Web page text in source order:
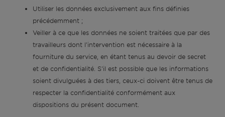
Utiliser les données exclusivement aux fins définies
précédemment ;
Veiller à ce que les données ne soient traitées que par des
travailleurs dont l'intervention est nécessaire à la
fourniture du service, en étant tenus au devoir de secret
et de confidentialité. S'il est possible que les informations
soient divulguées à des tiers, ceux-ci doivent être tenus de
respecter la confidentialité conformément aux
dispositions du présent document.